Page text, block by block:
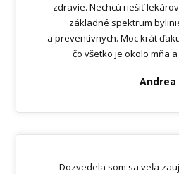
zdravie. Nechcú riešiť
základné spektrum
a preventivnych. Moc krát
čo všetko je okolo mňa
Andrea
Dozvedela som sa veľa